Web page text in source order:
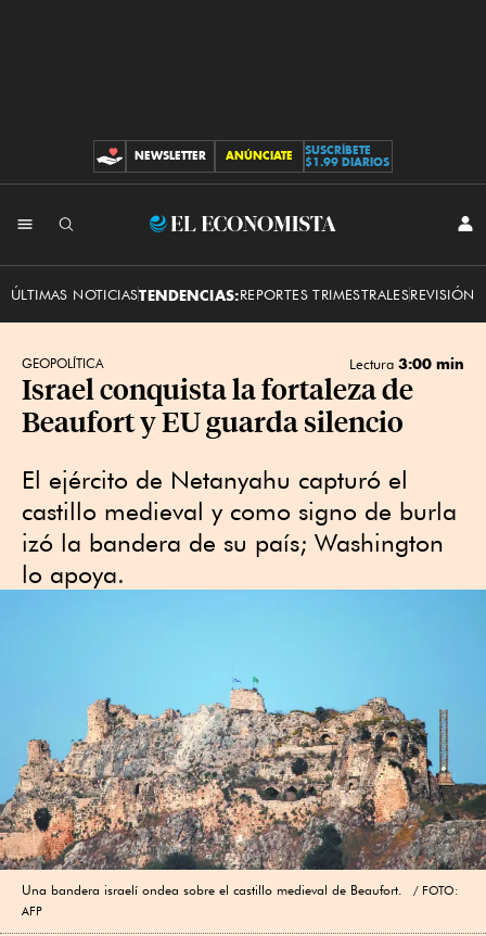
CONTRIBUCIONES
NEWSLETTER ANÚNCIATE
SUSCRÍBETE
$1.99 DIARIOS
El
ÚLTIMAS NOTICIASTENDENCIAS:REPORTES TRIMESTRALESREVISIÓN
GEOPOLÍTICA Lectura 3:00 min
Israel conquista la fortaleza de
Beaufort y EU guarda silencio
El ejército de Netanyahu capturó el
castillo medieval y como signo de burla
izó la bandera de su país; Washington
lo apoya.
Una bandera israelí ondea sobre el castillo medieval de Beaufort.
FOTO:
AFP